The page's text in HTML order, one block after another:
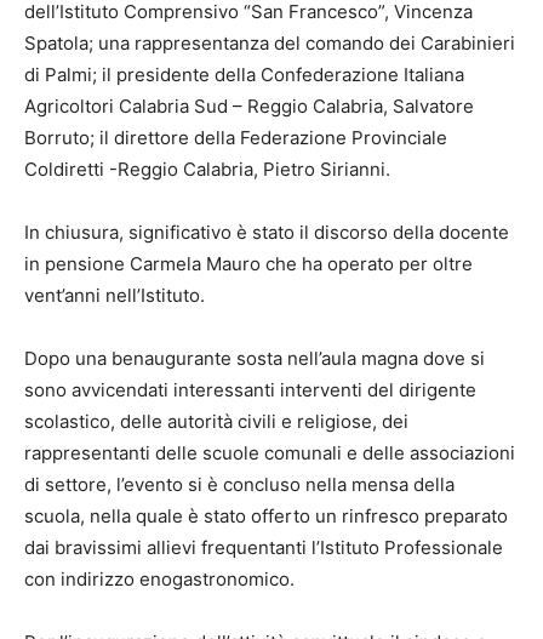
dell’Istituto Comprensivo “San Francesco”, Vincenza
Spatola; una rappresentanza del comando dei Carabinieri
di Palmi; il presidente della Confederazione Italiana
Agricoltori Calabria Sud – Reggio Calabria, Salvatore
Borruto; il direttore della Federazione Provinciale
Coldiretti -Reggio Calabria, Pietro Sirianni.
In chiusura, significativo è stato il discorso della docente
in pensione Carmela Mauro che ha operato per oltre
vent’anni nell’Istituto.
Dopo una benaugurante sosta nell’aula magna dove si
sono avvicendati interessanti interventi del dirigente
scolastico, delle autorità civili e religiose, dei
rappresentanti delle scuole comunali e delle associazioni
di settore, l’evento si è concluso nella mensa della
scuola, nella quale è stato offerto un rinfresco preparato
dai bravissimi allievi frequentanti l’Istituto Professionale
con indirizzo enogastronomico.